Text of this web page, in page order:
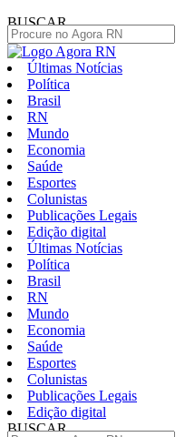
BUSCAR
Últimas Notícias
Política
Brasil
RN
Mundo
Economia
Saúde
Esportes
Colunistas
Publicações Legais
Edição digital
Últimas Notícias
Política
Brasil
RN
Mundo
Economia
Saúde
Esportes
Colunistas
Publicações Legais
Edição digital
BUSCAR